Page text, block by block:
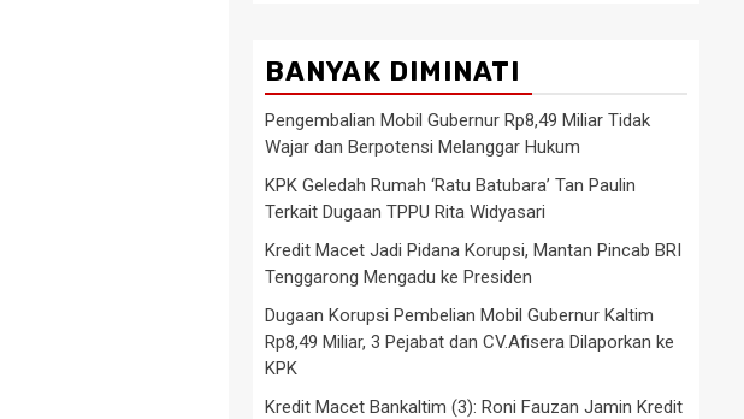
BANYAK DIMINATI
Pengembalian Mobil Gubernur Rp8,49 Miliar Tidak
Wajar dan Berpotensi Melanggar Hukum
KPK Geledah Rumah ‘Ratu Batubara’ Tan Paulin
Terkait Dugaan TPPU Rita Widyasari
Kredit Macet Jadi Pidana Korupsi, Mantan Pincab BRI
Tenggarong Mengadu ke Presiden
Dugaan Korupsi Pembelian Mobil Gubernur Kaltim
Rp8,49 Miliar, 3 Pejabat dan CV.Afisera Dilaporkan ke
KPK
Kredit Macet Bankaltim (3): Roni Fauzan Jamin Kredit